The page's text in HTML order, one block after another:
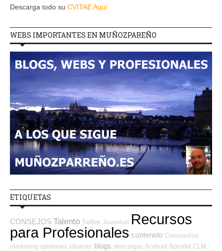
Descarga todo su CVITAE Aquí
WEBS IMPORTANTES EN MUÑOZPAREÑO
ETIQUETAS
CONSEJOS Talento Twitter Juventud Recursos
para Profesionales contenido Coronavirus
marketing opiniones Idiomas blogs descargas Android Aprodel CLM